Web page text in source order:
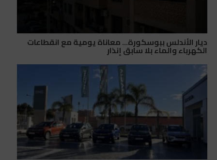
ديار الأندلس ببوسكورة… معاناة يومية مع انقطاعات
الكهرباء والماء بلا سابق إنذار